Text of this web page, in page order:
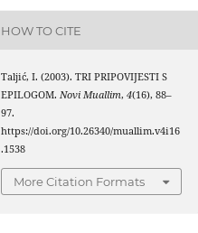
HOW TO CITE
Taljić, I. (2003). TRI PRIPOVIJESTI S
EPILOGOM.Novi Muallim,4(16), 88–
97.
https://doi.org/10.26340/muallim.v4i16
.1538
More Citation Formats